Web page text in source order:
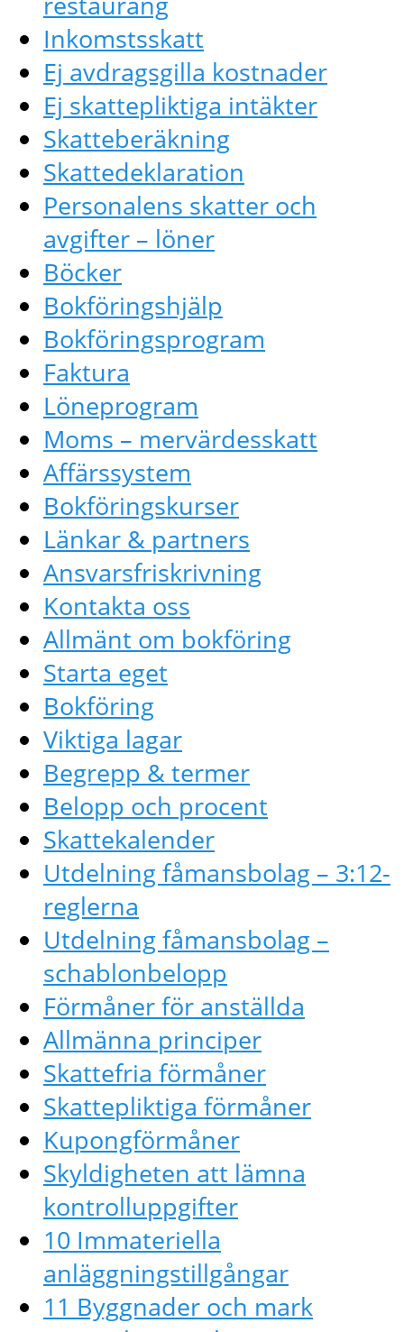
Inkomstsskatt
Ej avdragsgilla kostnader
Ej skattepliktiga intäkter
Skatteberäkning
Skattedeklaration
Personalens skatter och
avgifter – löner
Böcker
Bokföringshjälp
Bokföringsprogram
Faktura
Löneprogram
Moms – mervärdesskatt
Affärssystem
Bokföringskurser
Länkar & partners
Ansvarsfriskrivning
Kontakta oss
Allmänt om bokföring
Starta eget
Bokföring
Viktiga lagar
Begrepp & termer
Belopp och procent
Skattekalender
Utdelning fåmansbolag – 3:12-
reglerna
Utdelning fåmansbolag –
schablonbelopp
Förmåner för anställda
Allmänna principer
Skattefria förmåner
Skattepliktiga förmåner
Kupongförmåner
Skyldigheten att lämna
kontrolluppgifter
10 Immateriella
anläggningstillgångar
11 Byggnader och mark